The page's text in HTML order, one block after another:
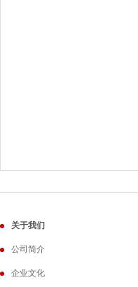
关于我们
公司简介
企业文化